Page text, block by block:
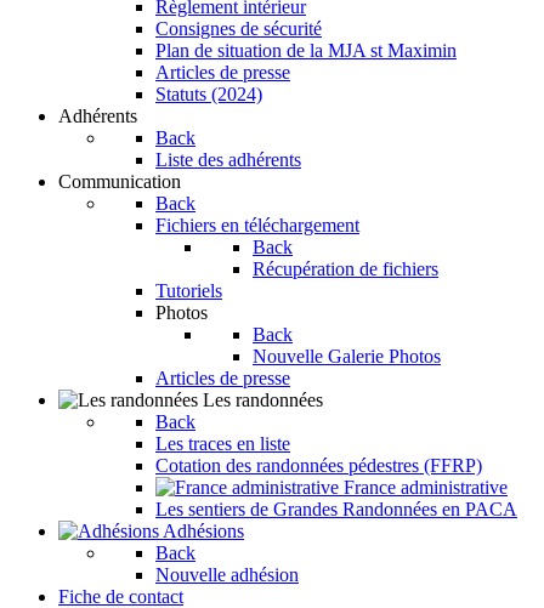
Règlement intérieur
Consignes de sécurité
Plan de situation de la MJA st Maximin
Articles de presse
Statuts (2024)
Adhérents
Back
Liste des adhérents
Communication
Back
Fichiers en téléchargement
Back
Récupération de fichiers
Tutoriels
Photos
Back
Nouvelle Galerie Photos
Articles de presse
Les randonnées
Back
Les traces en liste
Cotation des randonnées pédestres (FFRP)
France administrative
Les sentiers de Grandes Randonnées en PACA
Adhésions
Back
Nouvelle adhésion
Fiche de contact